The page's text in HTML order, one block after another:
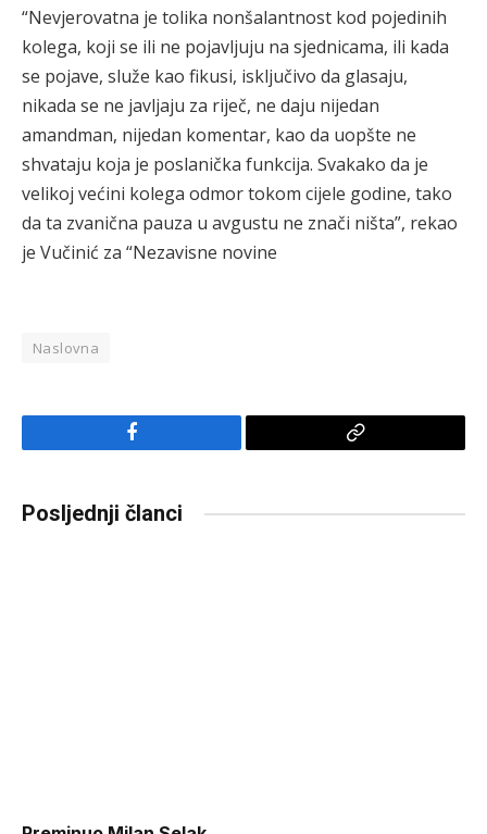
“Nevjerovatna je tolika nonšalantnost kod pojedinih
kolega, koji se ili ne pojavljuju na sjednicama, ili kada
se pojave, služe kao fikusi, isključivo da glasaju,
nikada se ne javljaju za riječ, ne daju nijedan
amandman, nijedan komentar, kao da uopšte ne
shvataju koja je poslanička funkcija. Svakako da je
velikoj većini kolega odmor tokom cijele godine, tako
da ta zvanična pauza u avgustu ne znači ništa”, rekao
je Vučinić za “Nezavisne novine
Naslovna
Facebook
Copy
Posljednji članci